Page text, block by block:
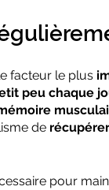
facteur le plus
peu chaque
de
pour